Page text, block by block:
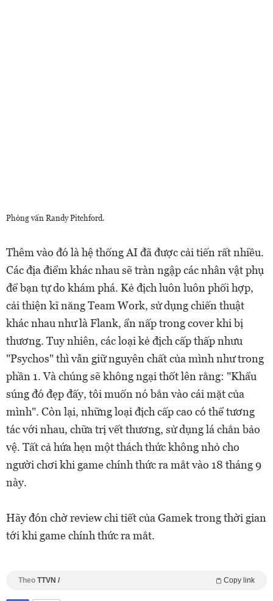
Phỏng vấn Randy Pitchford.
Thêm vào đó là hệ thống AI đã được cải tiến rất nhiều.
Các địa điểm khác nhau sẽ tràn ngập các nhân vật phụ
để bạn tự do khám phá. Kẻ địch luôn luôn phối hợp,
cải thiện kĩ năng Team Work, sử dụng chiến thuật
khác nhau như là Flank, ẩn nấp trong cover khi bị
thương. Tuy nhiên, các loại kẻ địch cấp thấp nhưu
"Psychos" thì vẫn giữ nguyên chất của mình như trong
phần 1. Và chúng sẽ không ngại thốt lên rằng: "Khẩu
súng đó đẹp đấy, tôi muốn nó bắn vào cái mặt của
mình". Còn lại, những loại địch cấp cao có thể tương
tác với nhau, chữa trị vết thương, sử dụng lá chắn bảo
vệ. Tất cả hứa hẹn một thách thức không nhỏ cho
người chơi khi game chính thức ra mắt vào 18 tháng 9
này.
Hãy đón chờ review chi tiết của Gamek trong thời gian
tới khi game chính thức ra mắt.
Theo TTVN / Copy link